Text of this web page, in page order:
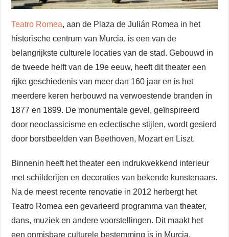
Teatro Romea, aan de Plaza de Julián Romea in het
historische centrum van Murcia, is een van de
belangrijkste culturele locaties van de stad. Gebouwd in
de tweede helft van de 19e eeuw, heeft dit theater een
rijke geschiedenis van meer dan 160 jaar en is het
meerdere keren herbouwd na verwoestende branden in
1877 en 1899. De monumentale gevel, geïnspireerd
door neoclassicisme en eclectische stijlen, wordt gesierd
door borstbeelden van Beethoven, Mozart en Liszt.
Binnenin heeft het theater een indrukwekkend interieur
met schilderijen en decoraties van bekende kunstenaars.
Na de meest recente renovatie in 2012 herbergt het
Teatro Romea een gevarieerd programma van theater,
dans, muziek en andere voorstellingen. Dit maakt het
een onmisbare culturele bestemming is in Murcia.